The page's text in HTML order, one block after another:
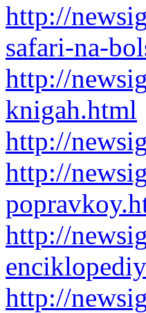
http://
safari-na-
http://
knigah.html
http://
http://
http://
http://